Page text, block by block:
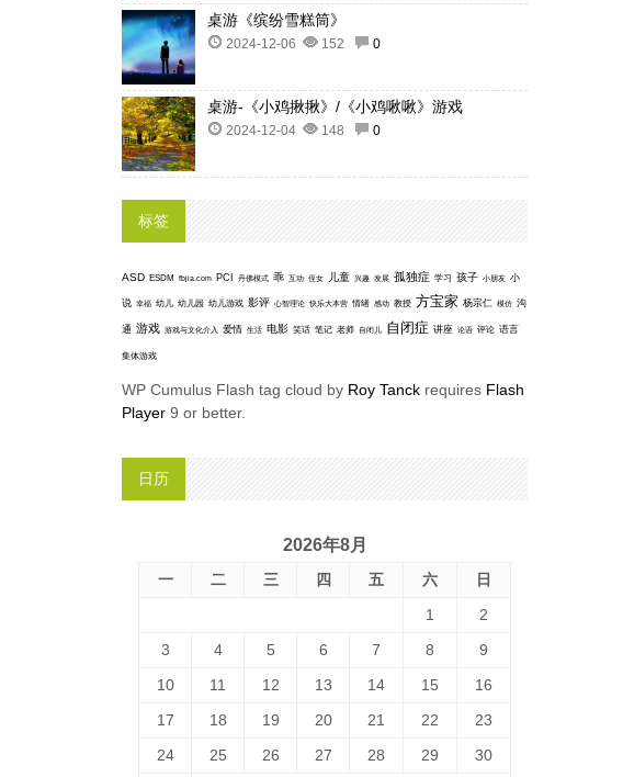
桌游《缤纷雪糕筒》
2024-12-06 152 0
桌游-《小鸡揪揪》/《小鸡啾啾》游戏
2024-12-04 148 0
标签
ASD ESDM fbjia.com PCI 丹佛模式 乖 互动 侄女 儿童 兴趣 发展 孤独症 学习 孩子 小朋友 小
说 幸福 幼儿 幼儿园 幼儿游戏 影评 心智理论 快乐大本营 情绪 感动 教授 方宝家 杨宗仁 模仿 沟
通 游戏 游戏与文化介入 爱情 生活 电影 笑话 笔记 老师 自闭儿 自闭症 讲座 论语 评论 语言
集体游戏
WP Cumulus Flash tag cloud by Roy Tanck requires Flash
Player 9 or better.
日历
2026年8月
一 二 三 四 五 六
日
1
2
3
4 5 6 7 8
9
10
11 12 13 14 15
16
17
18 19 20 21 22
23
24
25 26 27 28 29
30